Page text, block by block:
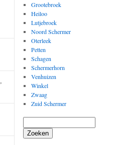
Grootebroek
Heiloo
Lutjebroek
Noord Schermer
Oterleek
Petten
Schagen
Schermerhorn
Venhuizen
Winkel
Zwaag
Zuid Schermer
Zoeken